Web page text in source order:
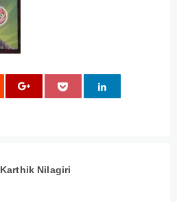
Karthik Nilagiri